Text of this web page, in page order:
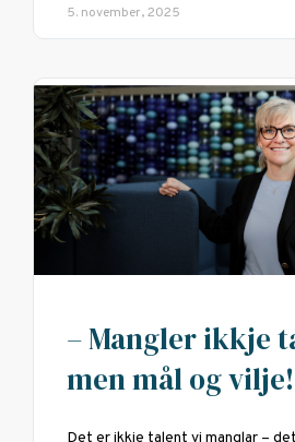
5. november, 2025
– Mangler ikkje
men mål og vilje!
Det er ikkje talent vi manglar –